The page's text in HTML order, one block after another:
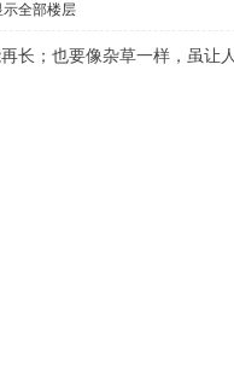
示全部楼层
长；也要像杂草一样，虽让